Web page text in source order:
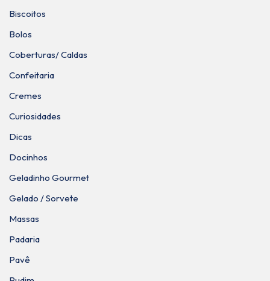
Biscoitos
Bolos
Coberturas/ Caldas
Confeitaria
Cremes
Curiosidades
Dicas
Docinhos
Geladinho Gourmet
Gelado / Sorvete
Massas
Padaria
Pavê